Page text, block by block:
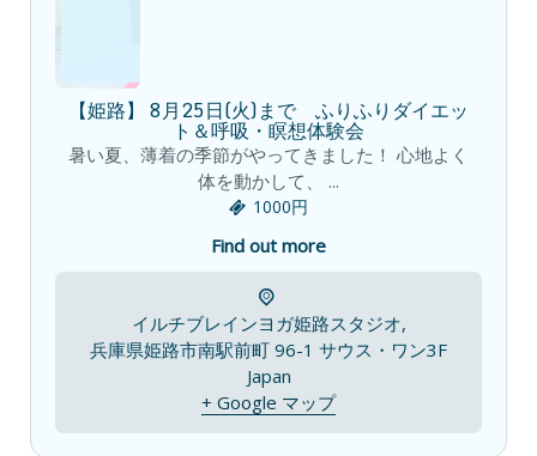
【姫路】 8月25日(火)まで ふりふりダイエッ
ト＆呼吸・瞑想体験会
暑い夏、薄着の季節がやってきました！ 心地よく
体を動かして、 ...
1000円
Find out more
イルチブレインヨガ姫路スタジオ,
兵庫県姫路市南駅前町 96-1 サウス・ワン3F
Japan
+ Google マップ